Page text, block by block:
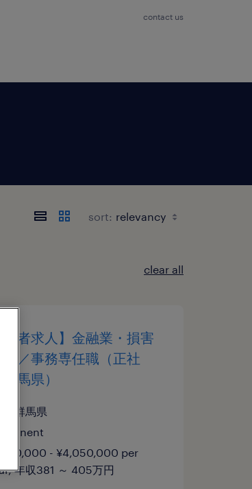
contact us
sort:
clear all
い者求人】金融業・損害
／事務専任職（正社
馬県）
馬, 群馬県
- ¥4,050,000 per
年収381 ～ 405万円